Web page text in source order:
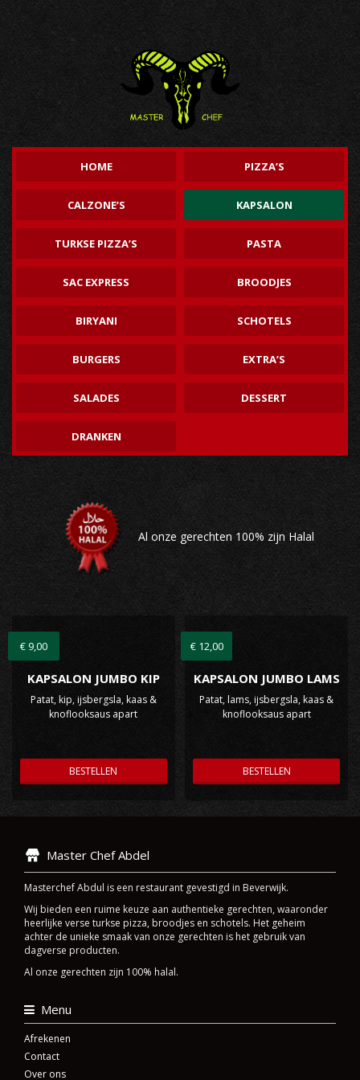
HOME PIZZA’S
CALZONE’S KAPSALON
TURKSE PIZZA’S PASTA
SAC EXPRESS BROODJES
BIRYANI SCHOTELS
BURGERS EXTRA’S
SALADES DESSERT
DRANKEN
Al onze gerechten 100% zijn Halal
KAPSALON JUMBO KIP
Patat, kip, ijsbergsla, kaas &
knoflooksaus apart
€ 9,00
BESTELLEN
KAPSALON JUMBO LAMS
Patat, lams, ijsbergsla, kaas &
knoflooksaus apart
€ 12,00
BESTELLEN
Master Chef Abdel
Masterchef Abdul is een restaurant gevestigd in Beverwijk.
Wij bieden een ruime keuze aan authentieke gerechten, waaronder
heerlijke verse turkse pizza, broodjes en schotels. Het geheim
achter de unieke smaak van onze gerechten is het gebruik van
dagverse producten.
Al onze gerechten zijn 100% halal.
Menu
Afrekenen
Contact
Over ons